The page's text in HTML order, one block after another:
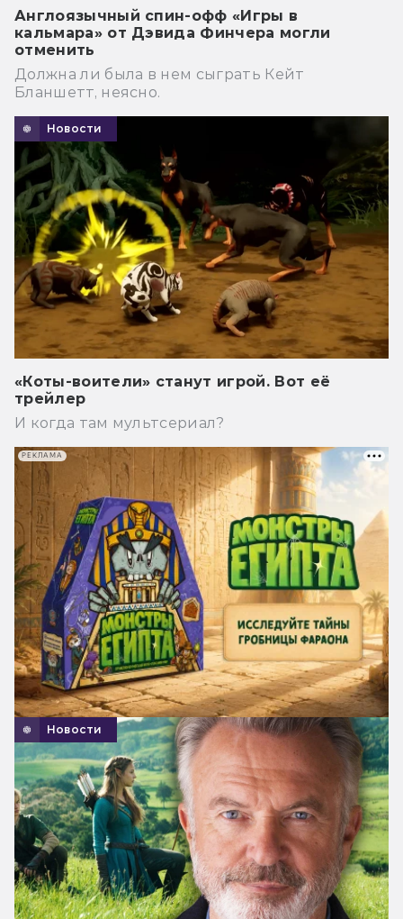
Англоязычный спин-офф «Игры в
кальмара» от Дэвида Финчера могли
отменить
Должна ли была в нем сыграть Кейт
Бланшетт, неясно.
Новости
«Коты-воители» станут игрой. Вот её
трейлер
И когда там мультсериал?
Новости
РЕКЛАМА